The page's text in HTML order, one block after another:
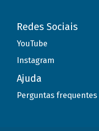
Redes Sociais
YouTube
Instagram
Ajuda
Perguntas frequentes